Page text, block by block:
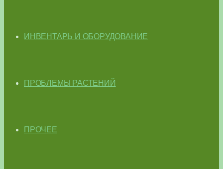
ИНВЕНТАРЬ И ОБОРУДОВАНИЕ
ПРОБЛЕМЫ РАСТЕНИЙ
ПРОЧЕЕ